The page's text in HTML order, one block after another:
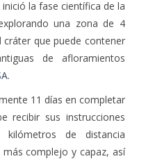
inició la fase científica de la
una zona de 4
que puede contener
de afloramientos
.
11 días en completar
recibir sus instrucciones
de distancia
complejo y capaz, así